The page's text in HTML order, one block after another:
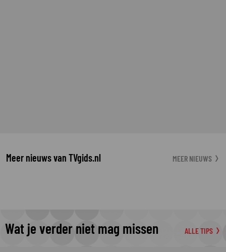
Meer nieuws van TVgids.nl MEER NIEUWS
Wat je verder niet mag missen ALLE TIPS